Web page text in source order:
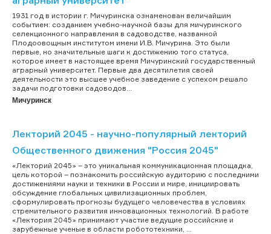
1931 год в истории г. Мичуринска ознаменован величайшим
событием: созданием учебно-научной базы для мичуринского
селекционного направления в садоводстве, названной
Плодоовощным институтом имени И.В. Мичурина. Это были
первые, но значительные шаги к достижению того статуса,
которое имеет в настоящее время Мичуринский государственный
аграрный университет. Первые два десятилетия своей
деятельности это высшее учебное заведение с успехом решало
задачи подготовки садоводов...
Мичуринск
Лекторий 2045 - научно-популярный лекторий
Общественного движения "Россия 2045"
«Лекторий 2045» – это уникальная коммуникационная площадка,
цель которой – познакомить российскую аудиторию с последними
достижениями науки и техники в России и мире, инициировать
обсуждение глобальных цивилизационных проблем,
сформулировать прогнозы будущего человечества в условиях
стремительного развития инновационных технологий. В работе
«Лектория 2045» принимают участие ведущие российские и
зарубежные ученые в области робототехники, ...